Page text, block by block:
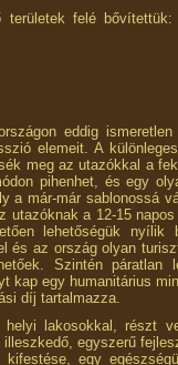
területek felé bővítettük:
eddig
elemeit. A
meg az utazókkal a
pihenhet, és egy
a már-már sablonossá
a 12-15
lehetőségük nyílik
és az ország olyan
Szintén páratlan
kap egy humanitárius
díj tartalmazza.
lakosokkal, részt
egyszerű
egy